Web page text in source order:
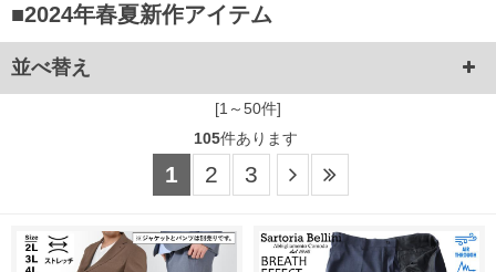
■2024年春夏新作アイテム
並べ替え
[1～50件]
105件あります
1 2 3